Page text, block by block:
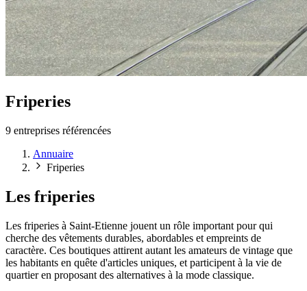
Friperies
9 entreprises référencées
Annuaire
Friperies
Les friperies
Les friperies à Saint-Etienne jouent un rôle important pour qui
cherche des vêtements durables, abordables et empreints de
caractère. Ces boutiques attirent autant les amateurs de vintage que
les habitants en quête d'articles uniques, et participent à la vie de
quartier en proposant des alternatives à la mode classique.